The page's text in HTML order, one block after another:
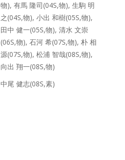
物), 有馬 隆司(04S,物), 生駒 明
之(04S,物), 小出 和樹(05S,物),
田中 健一(05S,物), 清水 文崇
(06S,物), 石河 希(07S,物), 朴 相
源(07S,物), 松浦 智哉(08S,物),
向出 翔一(08S,物)
中尾 健志(08S,素)